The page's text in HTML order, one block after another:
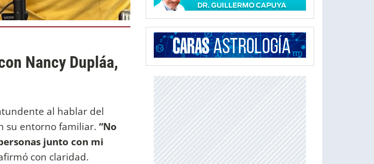
Nancy Dupláa,
al hablar del
su entorno familiar. “No
junto con mi
con claridad.